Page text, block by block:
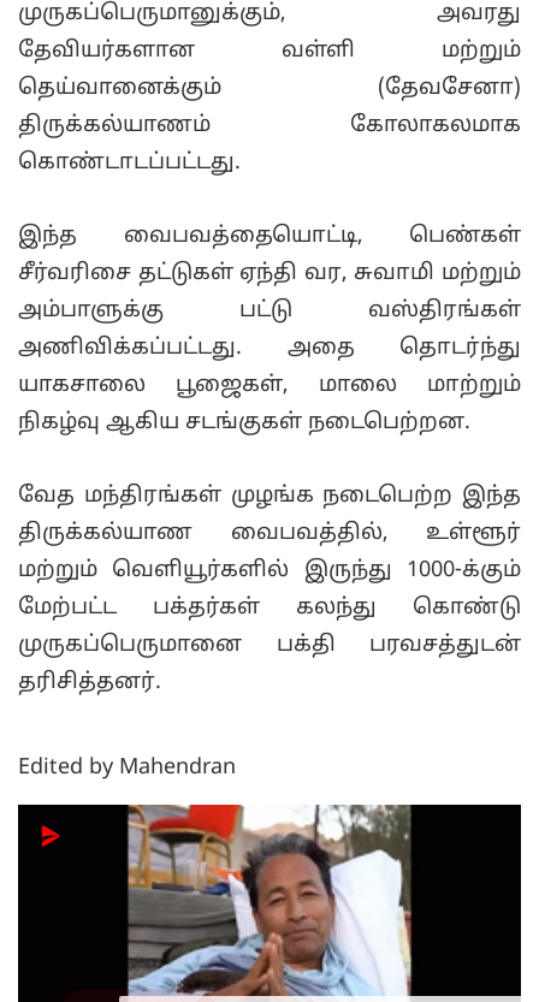
முருகப்பெருமானுக்கும், அவரது
தேவியர்களான வள்ளி மற்றும்
தெய்வானைக்கும் (தேவசேனா)
திருக்கல்யாணம் கோலாகலமாக
கொண்டாடப்பட்டது.
இந்த வைபவத்தையொட்டி, பெண்கள்
சீர்வரிசை தட்டுகள் ஏந்தி வர, சுவாமி மற்றும்
அம்பாளுக்கு பட்டு வஸ்திரங்கள்
அணிவிக்கப்பட்டது. அதை தொடர்ந்து
யாகசாலை பூஜைகள், மாலை மாற்றும்
நிகழ்வு ஆகிய சடங்குகள் நடைபெற்றன.
வேத மந்திரங்கள் முழங்க நடைபெற்ற இந்த
திருக்கல்யாண வைபவத்தில், உள்ளூர்
மற்றும் வெளியூர்களில் இருந்து 1000-க்கும்
மேற்பட்ட பக்தர்கள் கலந்து கொண்டு
முருகப்பெருமானை பக்தி பரவசத்துடன்
தரிசித்தனர்.
Edited by Mahendran